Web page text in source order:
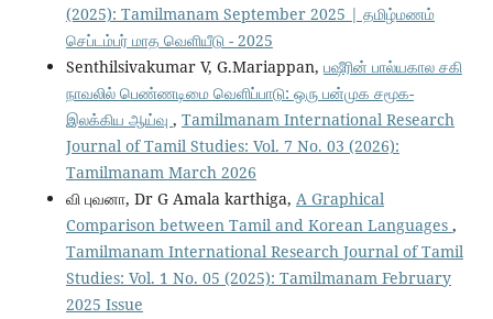
(2025): Tamilmanam September 2025 | தமிழ்மணம்
செப்டம்பர் மாத வெளியீடு - 2025
Senthilsivakumar V, G.Mariappan, பஷீரின் பால்யகால சகி
நாவலில் பெண்ணடிமை வெளிப்பாடு: ஒரு பன்முக சமூக-
இலக்கிய ஆய்வு , Tamilmanam International Research
Journal of Tamil Studies: Vol. 7 No. 03 (2026):
Tamilmanam March 2026
வி புவனா, Dr G Amala karthiga, A Graphical
Comparison between Tamil and Korean Languages ,
Tamilmanam International Research Journal of Tamil
Studies: Vol. 1 No. 05 (2025): Tamilmanam February
2025 Issue